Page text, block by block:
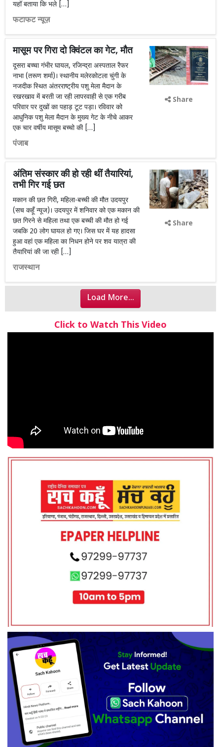
यहॉ बताया कि भले […]
फटाफट न्यूज़
मासूम पर गिरा दो क्विंटल का गेट, मौत
दूसरा बच्चा गंभीर घायल, रजिन्द्रा अस्पताल रैफर
नाभा (तरूण शर्मा)। स्थानीय मलेरकोटला चुंगी के
नजदीक स्थित अंतरराष्ट्रीय पशु मेला मैदान के
रखरखाव में बरती जा रही लापरवाही से एक गरीब
परिवार पर दुखों का पहाड़ टूट पड़ा। रविवार को
आधुनिक पशु मेला मैदान के मुख्य गेट के नीचे आकर
एक चार वर्षीय मासूम बच्चो की […]
पंजाब
Share
अंतिम संस्कार की हो रही थीं तैयारियां,
तभी गिर गई छत
मकान की छत गिरी, महिला-बच्ची की मौत उदयपुर
(सच कहूँ न्यूज)। उदयपुर में शनिवार को एक मकान की
छत गिरने से महिला तथा एक बच्ची की मौत हो गई
जबकि 20 लोग घायल हो गए। जिस घर में यह हादसा
हुआ वहां एक महिला का निधन होने पर शव यात्रा की
तैयारियां की जा रही […]
राजस्थान
Share
Load More...
Click to Watch This Video